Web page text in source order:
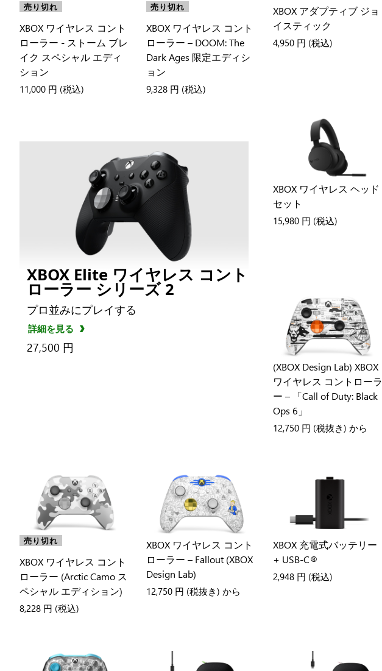
売り切れ
XBOX ワイヤレス コント
ローラー - ストーム ブレ
イク スペシャル エディ
ション
11,000 円 (税込)
売り切れ
XBOX ワイヤレス コント
ローラー – DOOM: The
Dark Ages 限定エディシ
ョン
9,328 円 (税込)
XBOX アダプティブ ジョ
イスティック
4,950 円 (税込)
XBOX Elite ワイヤレス コント
ローラー シリーズ 2
プロ並みにプレイする
詳細を見る
27,500 円
XBOX ワイヤレス ヘッド
セット
15,980 円 (税込)
(XBOX Design Lab) XBOX
ワイヤレス コントローラ
ー – 「Call of Duty: Black
Ops 6」
12,750 円 (税抜き) から
売り切れ
XBOX ワイヤレス コント
ローラー (Arctic Camo ス
ペシャル エディション)
8,228 円 (税込)
XBOX ワイヤレス コント
ローラー – Fallout (XBOX
Design Lab)
12,750 円 (税抜き) から
XBOX 充電式バッテリー
+ USB-C®
2,948 円 (税込)